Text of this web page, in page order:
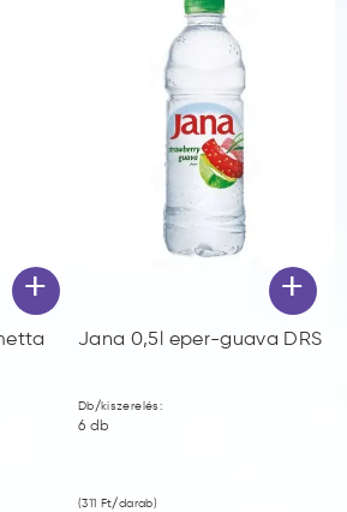
+ +
Jana 0,5l eper-guava DRS
Db/kiszerelés:
6 db
(311 Ft/darab)